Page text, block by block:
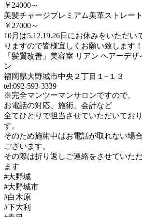
￥24000～
美髪チャージプレミアム美革ストレート
￥27000～
10月は5.12.19.26日にお休みをいただい
りますので皆様宜しくお願い致します！
「髪質改善」美容室 リアン ヘアーデザ
ン
福岡県大野城市中央２丁目１−１３
tel:092-593-3339
※完全マンツーマンサロンですので、
お電話の対応、施術、会計など
全てひとりで担当させていただいてお
す。
そのため施術中はお電話が取れない場
ございます。
その際は折り返しご連絡をさせていた
ます
#大野城
#大野城市
#白木原
#下大利